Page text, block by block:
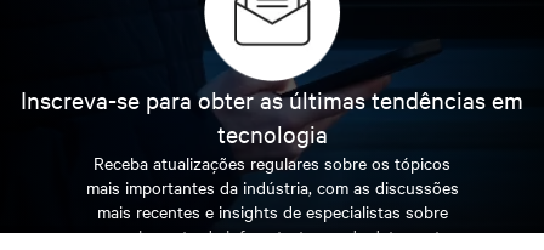
Inscreva-se para obter as últimas tendências em
tecnologia
Receba atualizações regulares sobre os tópicos
mais importantes da indústria, com as discussões
mais recentes e insights de especialistas sobre
gerenciamento de infraestrutura e de data center.